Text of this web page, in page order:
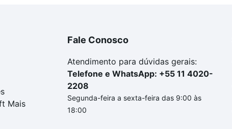
Mais
Fale Conosco
Atendimento para dúvidas gerais:
Telefone e WhatsApp: +55 11 4020-
2208
Segunda-feira a sexta-feira das 9:00 às
18:00